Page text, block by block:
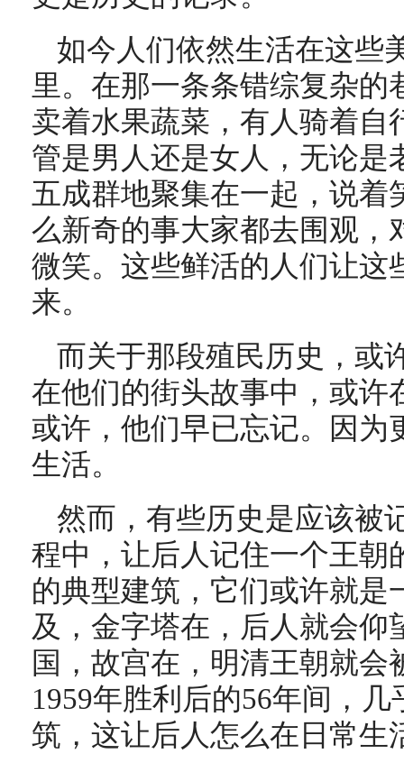
如今人们依然生活在这些
里。在那一条条错综复杂的
卖着水果蔬菜，有人骑着自
管是男人还是女人，无论是
五成群地聚集在一起，说着
么新奇的事大家都去围观，
微笑。这些鲜活的人们让这
来。
而关于那段殖民历史，或
在他们的街头故事中，或许
或许，他们早已忘记。因为
生活。
然而，有些历史是应该被
程中，让后人记住一个王朝
的典型建筑，它们或许就是
及，金字塔在，后人就会仰
国，故宫在，明清王朝就
1959年胜利后的56年间，
筑，这让后人怎么在日常生